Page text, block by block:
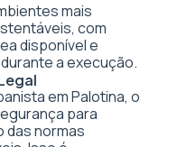
mais
com
disponível e
a execução.
em Palotina, o
para
normas